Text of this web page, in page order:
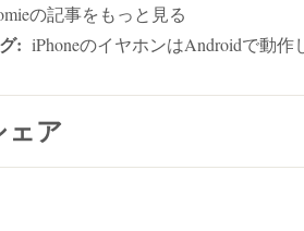
の記事をもっと見る
: iPhoneのイヤホンはAndroidで動作
ェア